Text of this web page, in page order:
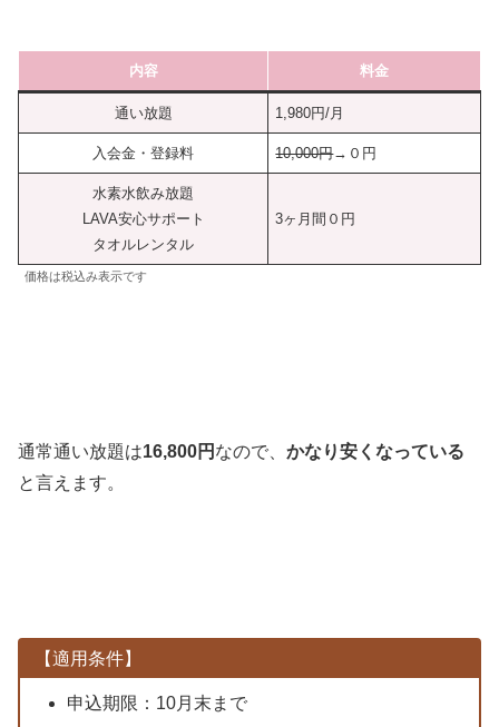
内容 料金
通い放題 1,980円/月
入会金・登録料 10,000円→０円
水素水飲み放題
LAVA安心サポート
タオルレンタル
3ヶ月間０円
価格は税込み表示です
通常通い放題は16,800円 なので、 かなり安くなっている
と言えます。
【適用条件】
申込期限：10月末まで